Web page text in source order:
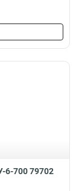
6-700 79702